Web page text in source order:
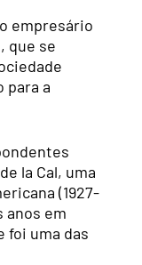
empresário
que se
para a
la Cal, uma
(1927-
anos em
foi uma das